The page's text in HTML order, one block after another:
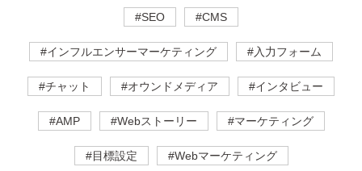
#SEO #CMS
#インフルエンサーマーケティング #入力フォーム
#チャット #オウンドメディア #インタビュー
#AMP #Webストーリー #マーケティング
#目標設定 #Webマーケティング